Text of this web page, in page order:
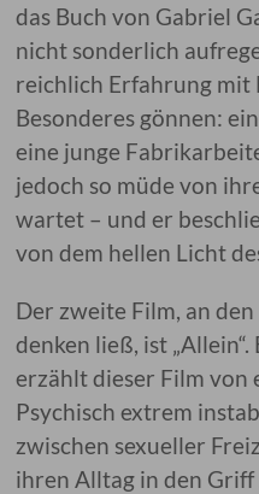
das Buch von Gabriel
nicht sonderlich
reichlich Erfahrung mit
Besonderes gönnen:
eine junge
jedoch so müde von
wartet – und er
von dem hellen Licht
Der zweite Film, an
denken ließ, ist
erzählt dieser Film von
Psychisch extrem
zwischen sexueller
ihren Alltag in den Griff